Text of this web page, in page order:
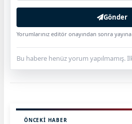
Gönder
Yorumlarınız editör onayından sonra yayına
Bu habere henüz yorum yapılmamış.
ÖNCEKI HABER